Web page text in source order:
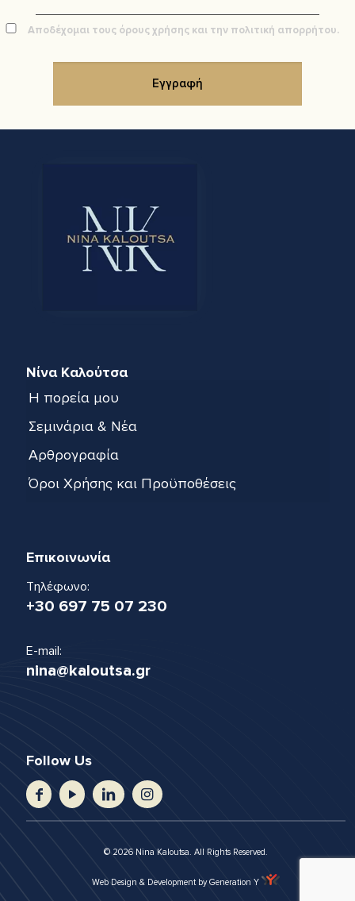
Αποδέχομαι τους όρους χρήσης και την πολιτική απορρήτου.
Νίνα Καλούτσα
Η πορεία μου
Σεμινάρια & Νέα
Αρθρογραφία
Όροι Χρήσης και Προϋποθέσεις
Επικοινωνία
Τηλέφωνο:
+30 697 75 07 230
E-mail:
nina@kaloutsa.gr
Follow Us
© 2026 Nina Kaloutsa. All Rights Reserved.
Web Design & Development by Generation Y